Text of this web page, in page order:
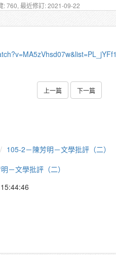
: 760, 最近修訂: 2021-09-22
上一篇 下一篇
105-2－陳芳明－文學批評（二）
－文學批評（二）